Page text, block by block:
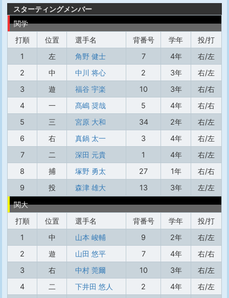
スターティングメンバー
関学
打順
位置 選手名 背番号 学年
投/打
1
左 角野 健士 7 4年
右/左
2
中 中川 将心 2 3年
右/左
3
遊 福谷 宇楽 10 3年
右/右
4
一 髙嶋 奨哉 5 4年
右/右
5
三 宮原 大和 34 2年
右/左
6
右 真鍋 太一 3 4年
右/左
7
二 深田 元貴 1 4年
右/左
8
捕 塚野 勇太 27 1年
右/右
9
投 森津 雄大 13 3年
左/左
関大
打順
位置 選手名 背番号 学年
投/打
1
中 山本 峻輔 9 2年
右/左
2
遊 山田 悠平 7 4年
右/右
3
右 中村 莞爾 10 3年
右/左
4
二 下井田 悠人 2 4年
右/左